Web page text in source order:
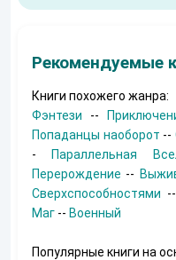
Рекомендуемые
Книги похожего жанра:
Фэнтези --
Попаданцы наоборот --
-
Параллельная
Перерождение --
Сверхспособностями --
Маг -- Военный
Популярные книги на